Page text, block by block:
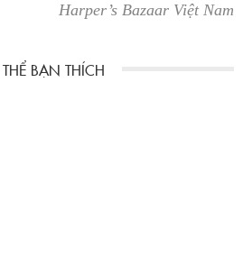
Harper’s Bazaar Việt Nam